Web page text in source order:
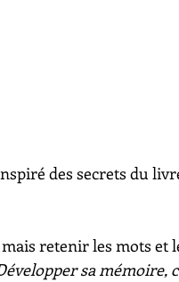
des secrets du
retenir les mots et
sa mémoire,